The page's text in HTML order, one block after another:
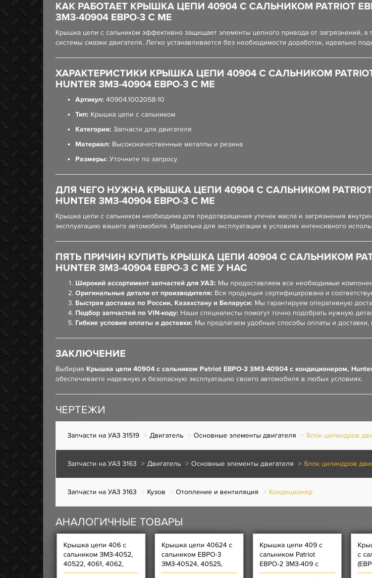
КАК РАБОТАЕТ КРЫШКА ЦЕПИ 40904 С САЛЬНИКОМ PATRIOT
ЗМЗ-40904 ЕВРО-3 С МЕ
Крышка цепи с сальником эффективно защищает элементы цепного привода от загрязнений,
системы смазки двигателя. Легко устанавливается без необходимости доработок, идеально
ХАРАКТЕРИСТИКИ КРЫШКА ЦЕПИ 40904 С САЛЬНИКОМ
HUNTER ЗМЗ-40904 ЕВРО-3 С МЕ
Артикул: 40904.1002058-10
Тип: Крышка цепи с сальником
Категория: Запчасти для двигателя
Материал: Высококачественные металлы и резина
Размеры: Уточните по запросу
ДЛЯ ЧЕГО НУЖНА КРЫШКА ЦЕПИ 40904 С САЛЬНИКОМ
HUNTER ЗМЗ-40904 ЕВРО-3 С МЕ
Крышка цепи с сальником необходима для предотвращения утечек масла и загрязнения
эксплуатацию вашего автомобиля. Идеальна для эксплуатации в условиях интенсивного
ПЯТЬ ПРИЧИН КУПИТЬ КРЫШКА ЦЕПИ 40904 С САЛЬНИКОМ
HUNTER ЗМЗ-40904 ЕВРО-3 С МЕ У НАС
Широкий ассортимент запчастей для УАЗ: Мы предоставляем все необходимые
Оригинальные детали от производителя: Вся продукция сертифицирована и
Быстрая доставка по России, Казахстану и Беларуси: Мы гарантируем оперативную
Подбор запчастей по VIN-коду: Наши специалисты помогут точно подобрать нужную
Гибкие условия оплаты и доставки: Мы предлагаем удобные способы оплаты и
ЗАКЛЮЧЕНИЕ
Выбирая Крышка цепи 40904 с сальником Patriot ЕВРО-3 ЗМЗ-40904 с кондиционером,
обеспечиваете надежную и безопасную эксплуатацию своего автомобиля в любых условиях.
ЧЕРТЕЖИ
Запчасти на УАЗ 31519 Двигатель Основные элементы двигателя Блок цилиндров
Запчасти на УАЗ 3163 Двигатель Основные элементы двигателя Блок цилиндров
Запчасти на УАЗ 3163 Кузов Отопление и вентиляция Кондиционер
АНАЛОГИЧНЫЕ ТОВАРЫ
Крышка цепи 406 с
сальником ЗМЗ-4052,
40522, 4061, 4062,
4063, 4092, 409, 4091
Крышка цепи 40624 с
сальником ЕВРО-3
ЗМЗ-40524, 40525,
40904 и их
Крышка цепи 409 с
сальником Patriot
ЕВРО-2 ЗМЗ-409 с
кондиционером и
с